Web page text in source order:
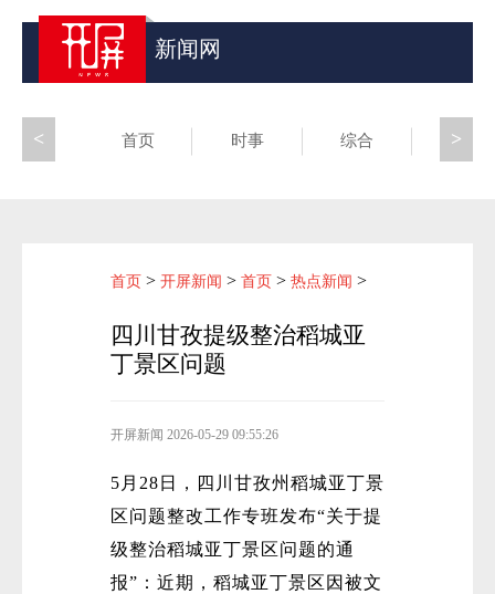
新闻网
首页 时事 综合 昆滇
>
<
首页 > 开屏新闻 > 首页 > 热点新闻 >
四川甘孜提级整治稻城亚
丁景区问题
开屏新闻 2026-05-29 09:55:26
5月28日，四川甘孜州稻城亚丁景
区问题整改工作专班发布“关于提
级整治稻城亚丁景区问题的通
报”：近期，稻城亚丁景区因被文